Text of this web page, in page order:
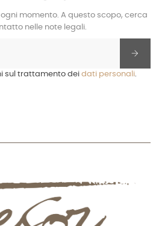
ogni momento. A questo scopo, cerca
nelle note legali.
sul trattamento dei dati personali.